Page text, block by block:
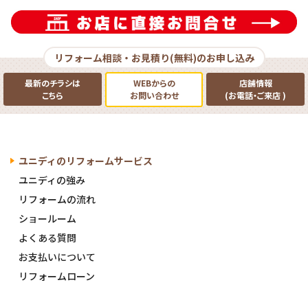
リフォーム相談・お見積り(無料)のお申し込み
最新のチラシは
こちら
WEBからの
お問い合わせ
店舗情報
(お電話・ご来店)
ユニディの リフォームサービス
ユニディの強み
リフォームの流れ
ショールーム
よくある質問
お支払いについて
リフォームローン